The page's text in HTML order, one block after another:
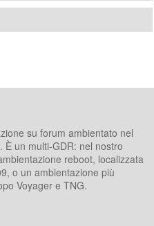
su forum ambientato nel
È un multi-GDR: nel nostro
reboot, localizzata
o un ambientazione più
Voyager e TNG.